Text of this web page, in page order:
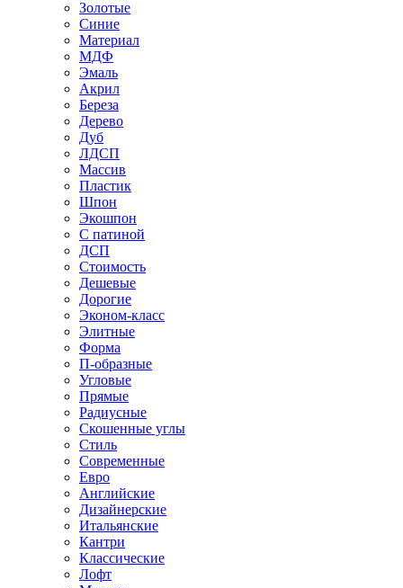
Золотые
Синие
Материал
МДФ
Эмаль
Акрил
Береза
Дерево
Дуб
ЛДСП
Массив
Пластик
Шпон
Экошпон
С патиной
ДСП
Стоимость
Дешевые
Дорогие
Эконом-класс
Элитные
Форма
П-образные
Угловые
Прямые
Радиусные
Скошенные углы
Стиль
Современные
Евро
Английские
Дизайнерские
Итальянские
Кантри
Классические
Лофт